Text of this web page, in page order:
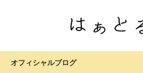
オフィシャルブログ